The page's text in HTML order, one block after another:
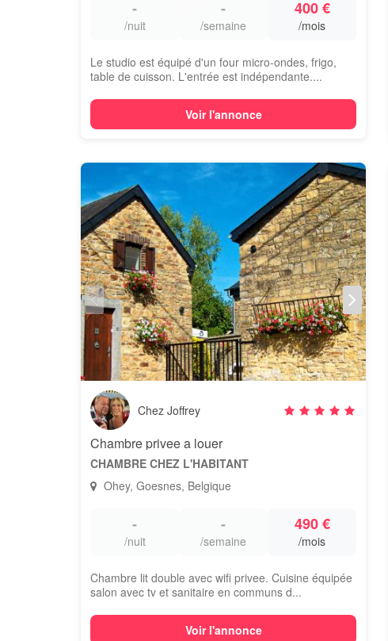
-
/nuit
-
/semaine
400 €
/mois
Le studio est équipé d'un four micro-ondes, frigo,
table de cuisson. L'entrée est indépendante....
Voir l'annonce
Chez Joffrey
Chambre privee a louer
CHAMBRE CHEZ L'HABITANT
Ohey, Goesnes, Belgique
-
/nuit
-
/semaine
490 €
/mois
Chambre lit double avec wifi privee. Cuisine équipée
salon avec tv et sanitaire en communs d...
Voir l'annonce